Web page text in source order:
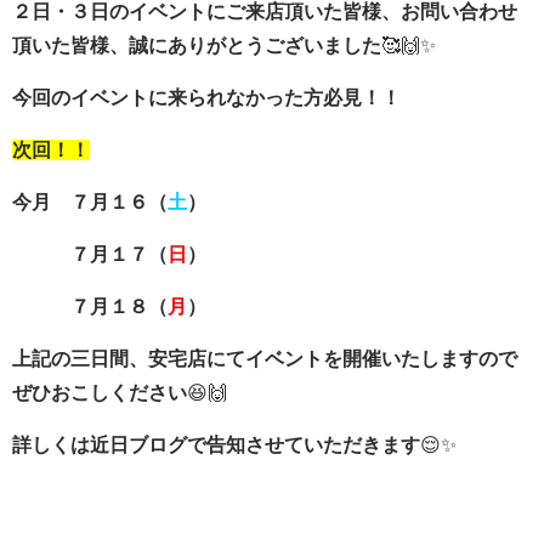
２日・３日のイベントにご来店頂いた皆様、お問い合わせ
頂いた皆様、誠にありがとうございました🥰🙌✨
今回のイベントに来られなかった方必見！！
次回！！
今月 ７月１６（土）
７月１７（ 日 ）
７月１８（ 月 ）
上記の三日間、安宅店にてイベントを開催いたしますので
ぜひおこしください😆🙌
詳しくは近日ブログで告知させていただきます😌✨